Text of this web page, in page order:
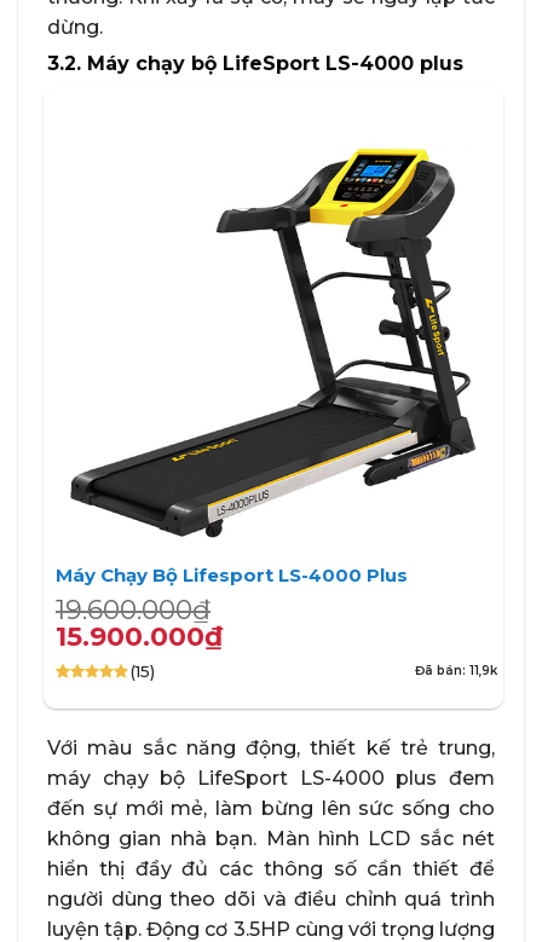
dừng.
3.2. Máy chạy bộ LifeSport LS-4000 plus
Máy Chạy Bộ Lifesport LS-4000 Plus
19.600.000₫
Giá
gốc
là:
19.600.000₫.
15.900.000₫
Giá
hiện
tại
là:
15.900.000₫.
dựa trên
(15) Đã bán: 11,9k
Với màu sắc năng động, thiết kế trẻ trung,
máy chạy bộ LifeSport LS-4000 plus đem
đến sự mới mẻ, làm bừng lên sức sống cho
không gian nhà bạn. Màn hình LCD sắc nét
hiển thị đầy đủ các thông số cần thiết để
người dùng theo dõi và điều chỉnh quá trình
luyện tập. Động cơ 3.5HP cùng với trọng lượng